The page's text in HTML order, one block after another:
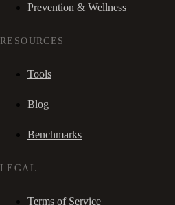
Prevention & Wellness
RESOURCES
Tools
Blog
Benchmarks
LEGAL
Terms of Service